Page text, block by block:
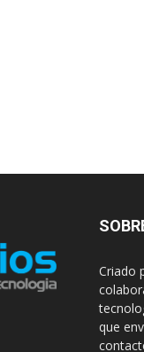
Criado
que